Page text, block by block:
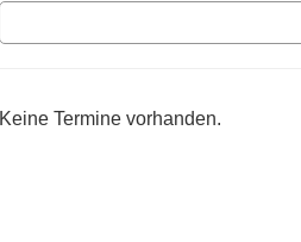
Keine Termine vorhanden.